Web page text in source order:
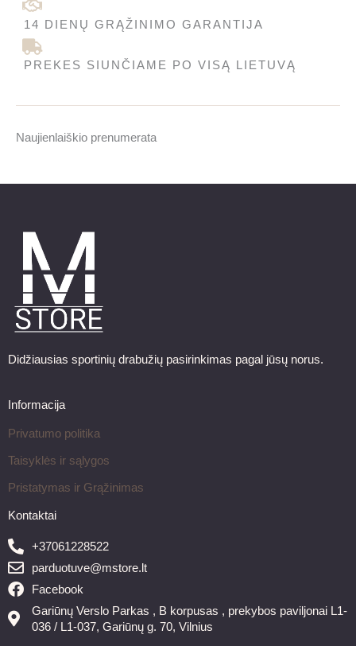
14 DIENŲ GRĄŽINIMO GARANTIJA
PREKES SIUNČIAME PO VISĄ LIETUVĄ
Naujienlaiškio prenumerata
Didžiausias sportinių drabužių pasirinkimas pagal jūsų norus.
Informacija
Privatumo politika
Taisyklės ir sąlygos
Pristatymas ir Grąžinimas
Kontaktai
+37061228522
parduotuve@mstore.lt
Facebook
Gariūnų Verslo Parkas , B korpusas , prekybos paviljonai L1-
036 / L1-037, Gariūnų g. 70, Vilnius